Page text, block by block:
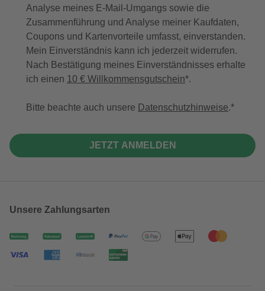
Analyse meines E-Mail-Umgangs sowie die
Zusammenführung und Analyse meiner Kaufdaten,
Coupons und Kartenvorteile umfasst, einverstanden.
Mein Einverständnis kann ich jederzeit widerrufen.
Nach Bestätigung meines Einverständnisses erhalte
ich einen 10 € Willkommensgutschein*.
Bitte beachte auch unsere Datenschutzhinweise.
JETZT ANMELDEN
Unsere Zahlungsarten